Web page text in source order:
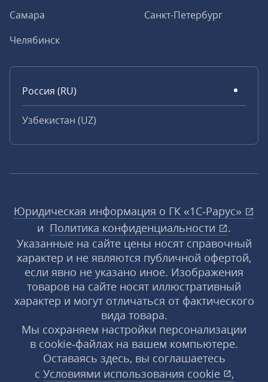
Самара
Санкт-Петербург
Челябинск
Россия (RU)
Узбекистан (UZ)
Юридическая информация о ГК «1С‑Рарус»
и Политика конфиденциальности
.
Указанные на сайте цены носят справочный
характер и не являются публичной офертой,
если явно не указано иное. Изображения
товаров на сайте носят иллюстративный
характер и могут отличаться от фактического
вида товара.
Мы сохраняем настройки персонализации
в cookie‑файлах на вашем компьютере.
Оставаясь здесь, вы соглашаетесь
с Условиями использования cookie
,